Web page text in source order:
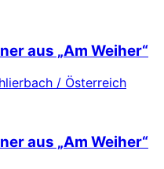
aus „Am Weiher“
/ Österreich
aus „Am Weiher“